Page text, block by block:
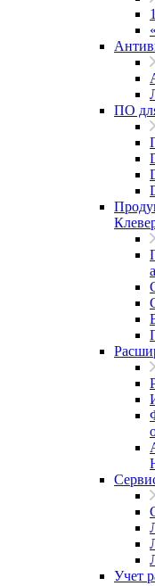
ПО
Учет